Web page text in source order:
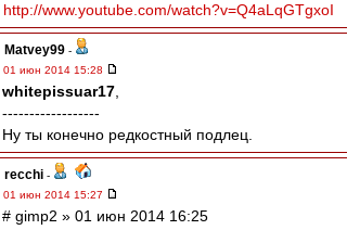
http://www.youtube.com/watch?v=Q4aLqGTgxoI
Matvey99 -
01 июн 2014 15:28
whitepissuar17
------------------
Ну ты конечно редкостный подлец.
recchi -
01 июн 2014 15:27
# gimp2 » 01 июн 2014 16:25